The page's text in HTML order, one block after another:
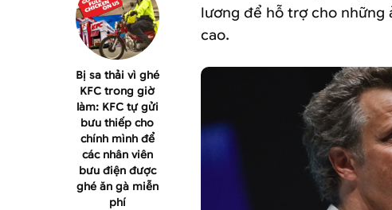
Bị sa thải vì ghé
KFC trong giờ
làm: KFC tự gửi
bưu thiếp cho
chính mình để
các nhân viên
bưu điện được
ghé ăn gà miễn
phí
lương để hỗ trợ cho những
cao.